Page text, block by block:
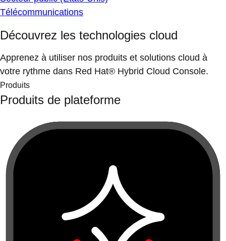
Télécommunications
Découvrez les technologies cloud
Apprenez à utiliser nos produits et solutions cloud à
votre rythme dans Red Hat® Hybrid Cloud Console.
Produits
Produits de plateforme